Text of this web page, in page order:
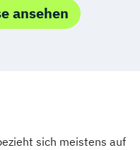
ansehen
sich meistens auf